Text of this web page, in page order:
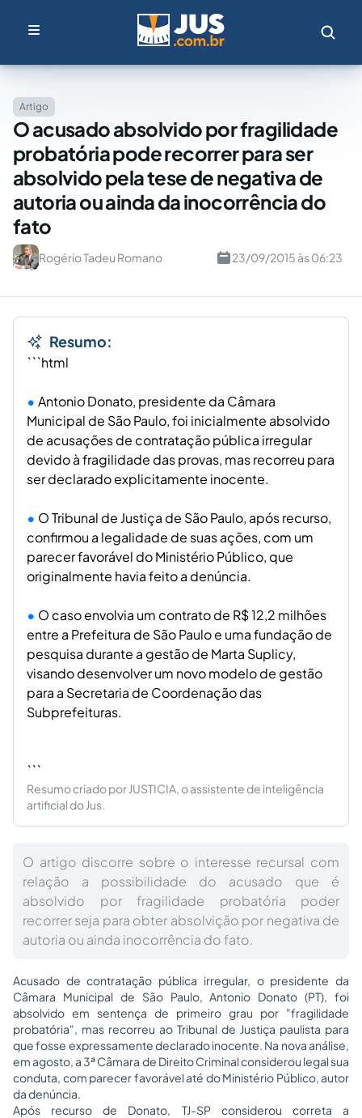
Artigo
O acusado absolvido por fragilidade
probatória pode recorrer para ser
absolvido pela tese de negativa de
autoria ou ainda da inocorrência do
fato
Rogério Tadeu Romano 23/09/2015 às 06:23
Resumo:
```html
Antonio Donato, presidente da Câmara
Municipal de São Paulo, foi inicialmente absolvido
de acusações de contratação pública irregular
devido à fragilidade das provas, mas recorreu para
ser declarado explicitamente inocente.
O Tribunal de Justiça de São Paulo, após recurso,
confirmou a legalidade de suas ações, com um
parecer favorável do Ministério Público, que
originalmente havia feito a denúncia.
O caso envolvia um contrato de R$ 12,2 milhões
entre a Prefeitura de São Paulo e uma fundação de
pesquisa durante a gestão de Marta Suplicy,
visando desenvolver um novo modelo de gestão
para a Secretaria de Coordenação das
Subprefeituras.
```
Resumo criado por JUSTICIA, o assistente de inteligência
artificial do Jus.
O artigo discorre sobre o interesse recursal com
relação a possibilidade do acusado que é
absolvido por fragilidade probatória poder
recorrer seja para obter absolvição por negativa de
autoria ou ainda inocorrência do fato.
Acusado de contratação pública irregular, o presidente da
Câmara Municipal de São Paulo, Antonio Donato (PT), foi
absolvido em sentença de primeiro grau por "fragilidade
probatória", mas recorreu ao Tribunal de Justiça paulista para
que fosse expressamente declarado inocente. Na nova análise,
em agosto, a 3ª Câmara de Direito Criminal considerou legal sua
conduta, com parecer favorável até do Ministério Público, autor
da denúncia.
Após recurso de Donato, TJ-SP considerou correta a